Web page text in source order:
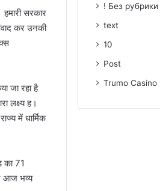
सरकार
कर उनकी
जा रहा है
लक्ष्य ह।
में धार्मिक
का 71
आज भव्य
! Без рубрики
text
10
Post
Trumo Casino